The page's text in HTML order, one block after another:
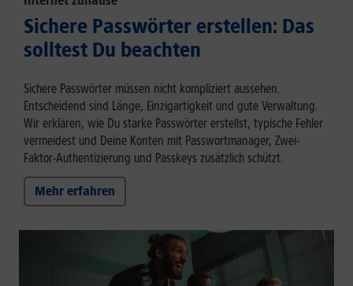
Sichere Passwörter erstellen: Das
solltest Du beachten
Sichere Passwörter müssen nicht kompliziert aussehen.
Entscheidend sind Länge, Einzigartigkeit und gute Verwaltung.
Wir erklären, wie Du starke Passwörter erstellst, typische Fehler
vermeidest und Deine Konten mit Passwortmanager, Zwei-
Faktor-Authentizierung und Passkeys zusätzlich schützt.
Mehr erfahren